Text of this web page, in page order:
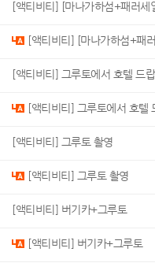
[액티비티] [마나가하섬+패러세
[액티비티] 그루토에서 호텔 드랍
[액티비티] 그루토에서 호텔
[액티비티] 그루토 촬영
[액티비티] 그루토 촬영
[액티비티] 버기카+그루토
[액티비티] 버기카+그루토